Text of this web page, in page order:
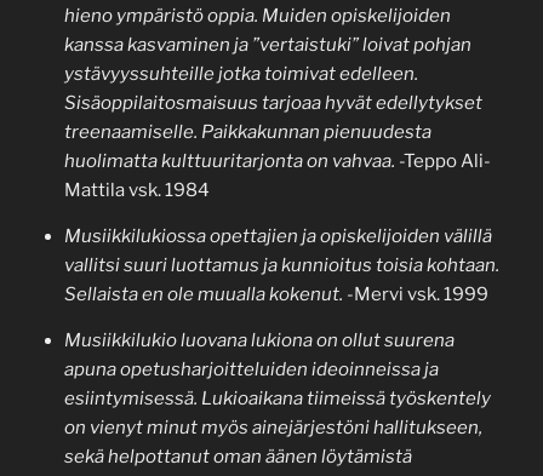
hieno ympäristö oppia. Muiden opiskelijoiden
kanssa kasvaminen ja ”vertaistuki” loivat pohjan
ystävyyssuhteille jotka toimivat edelleen.
Sisäoppilaitosmaisuus tarjoaa hyvät edellytykset
treenaamiselle. Paikkakunnan pienuudesta
huolimatta kulttuuritarjonta on vahvaa. -Teppo Ali-
Mattila vsk. 1984
Musiikkilukiossa opettajien ja opiskelijoiden välillä
vallitsi suuri luottamus ja kunnioitus toisia kohtaan.
Sellaista en ole muualla kokenut. -Mervi vsk. 1999
Musiikkilukio luovana lukiona on ollut suurena
apuna opetusharjoitteluiden ideoinneissa ja
esiintymisessä. Lukioaikana tiimeissä työskentely
on vienyt minut myös ainejärjestöni hallitukseen,
sekä helpottanut oman äänen löytämistä